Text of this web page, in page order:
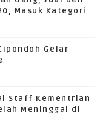
Masuk Kategori
Gelar
Staff Kementrian
Meninggal di